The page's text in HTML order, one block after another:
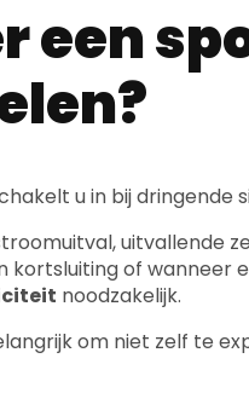
een
u in bij dringende
uitvallende
kortsluiting of wanneer
noodzakelijk.
om niet zelf te